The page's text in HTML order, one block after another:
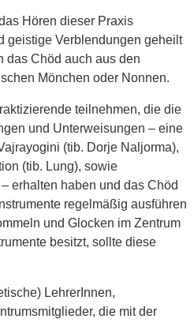
Hören dieser Praxis
geistige Verblendungen geheilt
das Chöd auch aus den
Mönchen oder Nonnen.
teilnehmen, die die
und Unterweisungen – eine
(tib. Dorje Naljorma),
(tib. Lung), sowie
erhalten haben und das Chöd
regelmäßig ausführen
und Glocken im Zentrum
besitzt, sollte diese
LehrerInnen,
die mit der